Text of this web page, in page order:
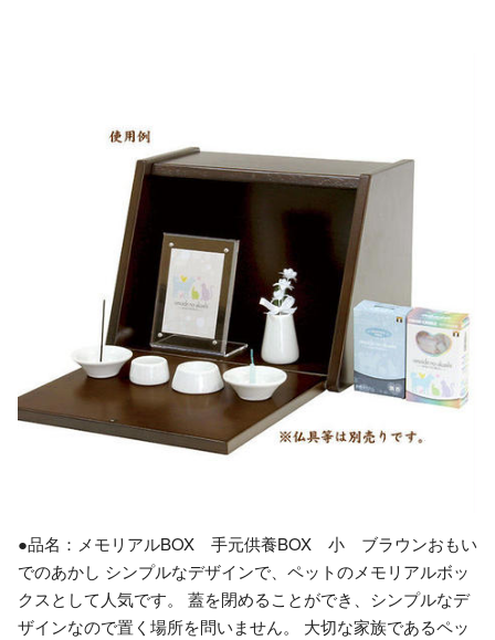
●品名：メモリアルBOX 手元供養BOX 小 ブラウンおもい
でのあかし シンプルなデザインで、ペットのメモリアルボッ
クスとして人気です。 蓋を閉めることができ、シンプルなデ
ザインなので置く場所を問いません。 大切な家族であるペッ